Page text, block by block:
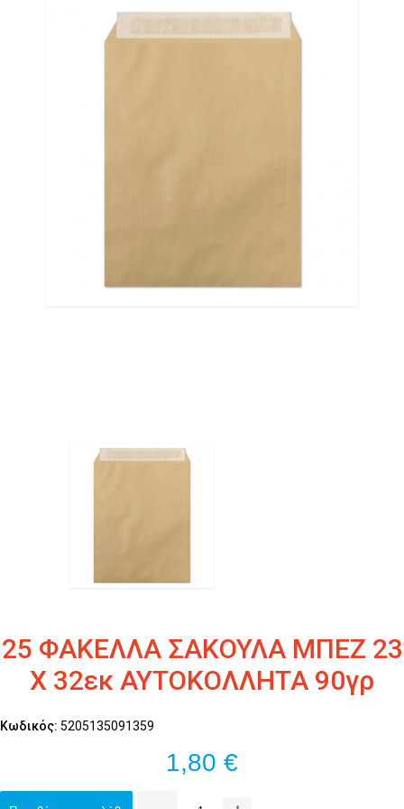
25 ΦΑΚΕΛΛΑ ΣΑΚΟΥΛΑ ΜΠΕΖ 23
Χ 32εκ ΑΥΤΟΚΟΛΛΗΤΑ 90γρ
Κωδικός: 5205135091359
1,80 €